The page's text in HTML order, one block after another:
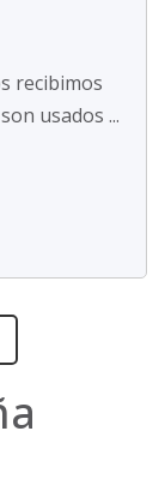
recibimos
usados ...